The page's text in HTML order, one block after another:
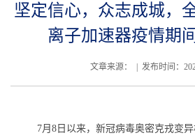
坚定信心，众志成城，
离子加速器疫情期
文章来源： | 发布时间：
7月 8 日以来，新冠病毒奥密克戎变